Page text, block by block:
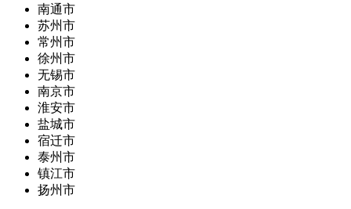
南通市
苏州市
常州市
徐州市
无锡市
南京市
淮安市
盐城市
宿迁市
泰州市
镇江市
扬州市